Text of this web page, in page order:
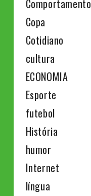
Comportamento
Copa
Cotidiano
cultura
ECONOMIA
Esporte
futebol
História
humor
Internet
língua